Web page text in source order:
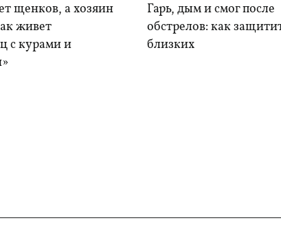
щенков, а хозяин
живет
с курами и
Гарь, дым и смог после
обстрелов: как
близких